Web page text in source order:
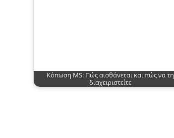
Κόπωση MS: Πώς αισθάνεται και πώς να τη
διαχειριστείτε